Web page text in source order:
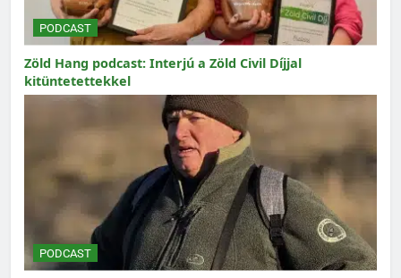
PODCAST
Zöld Hang podcast: Interjú a Zöld Civil Díjjal
kitüntetettekkel
PODCAST